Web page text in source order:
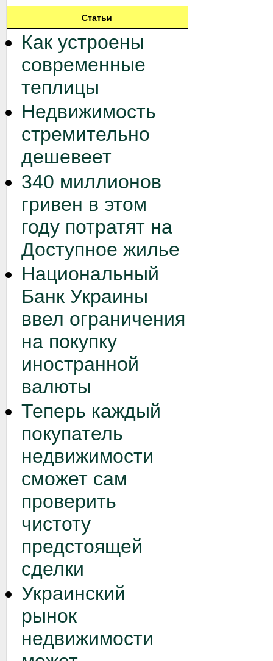
Статьи
Как устроены
современные
теплицы
Недвижимость
стремительно
дешевеет
340 миллионов
гривен в этом
году потратят на
Доступное жилье
Национальный
Банк Украины
ввел ограничения
на покупку
иностранной
валюты
Теперь каждый
покупатель
недвижимости
сможет сам
проверить
чистоту
предстоящей
сделки
Украинский
рынок
недвижимости